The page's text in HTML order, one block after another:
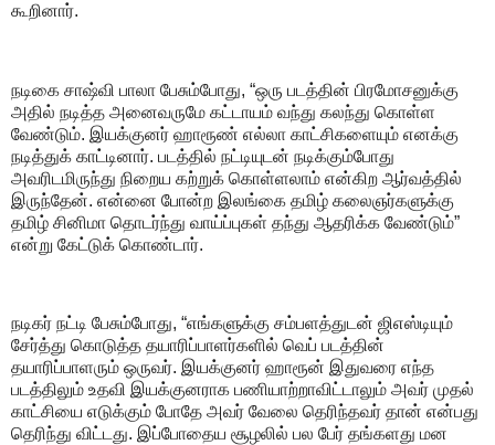
கூறினார்.
நடிகை சாஷ்வி பாலா பேசும்போது, “ஒரு படத்தின் பிரமோசனுக்கு
அதில் நடித்த அனைவருமே கட்டாயம் வந்து கலந்து கொள்ள
வேண்டும். இயக்குனர் ஹாரூண் எல்லா காட்சிகளையும் எனக்கு
நடித்துக் காட்டினார். படத்தில் நட்டியுடன் நடிக்கும்போது
அவரிடமிருந்து நிறைய கற்றுக் கொள்ளலாம் என்கிற ஆர்வத்தில்
இருந்தேன். என்னை போன்ற இலங்கை தமிழ் கலைஞர்களுக்கு
தமிழ் சினிமா தொடர்ந்து வாய்ப்புகள் தந்து ஆதரிக்க வேண்டும்”
என்று கேட்டுக் கொண்டார்.
நடிகர் நட்டி பேசும்போது, “எங்களுக்கு சம்பளத்துடன் ஜிஎஸ்டியும்
சேர்த்து கொடுத்த தயாரிப்பாளர்களில் வெப் படத்தின்
தயாரிப்பாளரும் ஒருவர். இயக்குனர் ஹாரூன் இதுவரை எந்த
படத்திலும் உதவி இயக்குனராக பணியாற்றாவிட்டாலும் அவர் முதல்
காட்சியை எடுக்கும் போதே அவர் வேலை தெரிந்தவர் தான் என்பது
தெரிந்து விட்டது. இப்போதைய சூழலில் பல பேர் தங்களது மன